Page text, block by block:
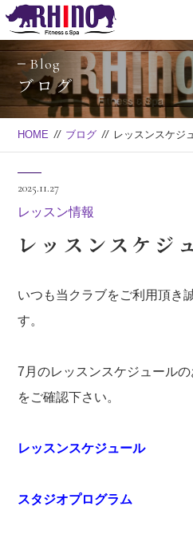
Blog
ブログ
HOME // ブログ // レッスンスケジ
2025.11.27
レッスン情報
レッスンスケジ
いつも当クラブをご利用頂き
す。
7月のレッスンスケジュール
をご確認下さい。
レッスンスケジュール
スタジオプログラム